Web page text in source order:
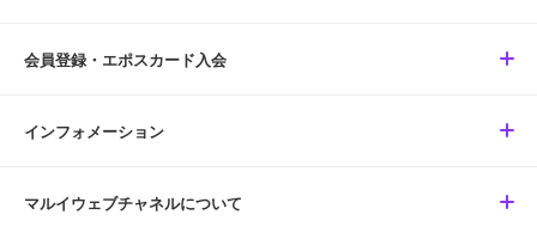
会員登録・エポスカード入会
インフォメーション
マルイウェブチャネルについて